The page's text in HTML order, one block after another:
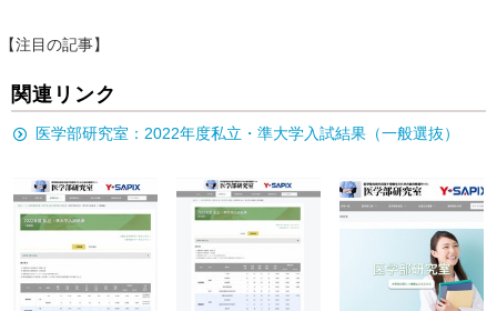
【注目の記事】
関連リンク
医学部研究室：2022年度私立・準大学入試結果（一般選抜）